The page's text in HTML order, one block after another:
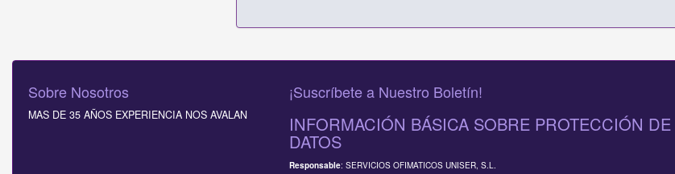
Sobre Nosotros
MAS DE 35 AÑOS EXPERIENCIA NOS AVALAN
¡Suscríbete a Nuestro Boletín!
INFORMACIÓN BÁSICA SOBRE PROTECCIÓN DE
DATOS
Responsable: SERVICIOS OFIMATICOS UNISER, S.L.